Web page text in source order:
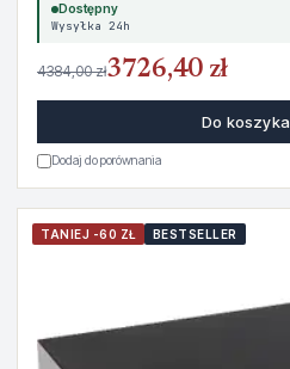
Dostępny
Wysyłka 24h
4384,00 zł3726,40 zł
Do koszyka
Dodaj do porównania
TANIEJ -60 ZŁ BESTSELLER